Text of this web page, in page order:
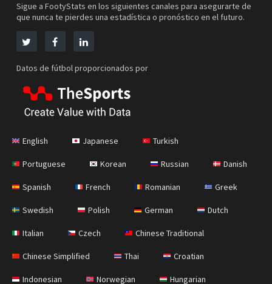
Sigue a FootyStats en los siguientes canales para asegurarte de
que nunca te pierdes una estadística o pronóstico en el futuro.
Datos de fútbol proporcionados por
English Japanese Turkish
Portuguese Korean Russian Danish
Spanish French Romanian Greek
Swedish Polish German Dutch
Italian Czech Chinese Traditional
Chinese Simplified Thai Croatian
Indonesian Norwegian Hungarian